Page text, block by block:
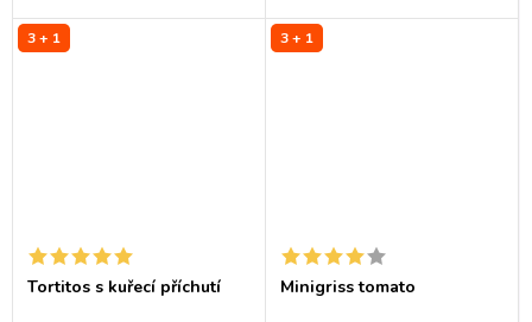
chlebem. Díky kombinaci
pšeničných, žitných,
pravý od babičky, ale bez
vysokého obsahu cukru a
3 + 1
Tortitos s kuřecí příchutí
3 + 1
Minigriss tomato